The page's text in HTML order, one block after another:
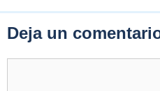
Deja un